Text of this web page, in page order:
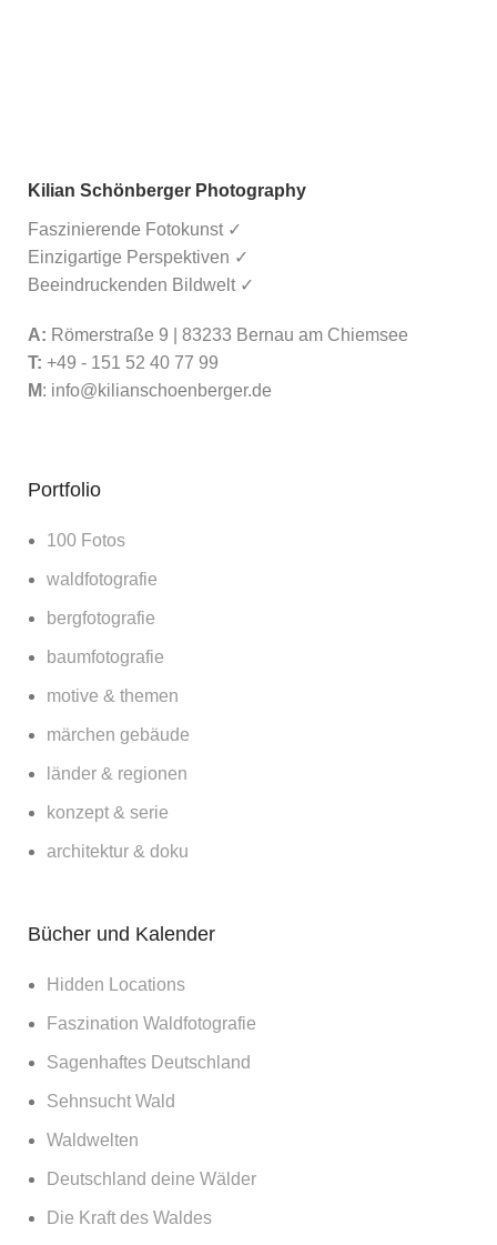
Kilian Schönberger Photography
Faszinierende Fotokunst ✓
Einzigartige Perspektiven ✓
Beeindruckenden Bildwelt ✓
A: Römerstraße 9 | 83233 Bernau am Chiemsee
T: +49 - 151 52 40 77 99
M: info@kilianschoenberger.de
Portfolio
100 Fotos
waldfotografie
bergfotografie
baumfotografie
motive & themen
märchen gebäude
länder & regionen
konzept & serie
architektur & doku
Bücher und Kalender
Hidden Locations
Faszination Waldfotografie
Sagenhaftes Deutschland
Sehnsucht Wald
Waldwelten
Deutschland deine Wälder
Die Kraft des Waldes